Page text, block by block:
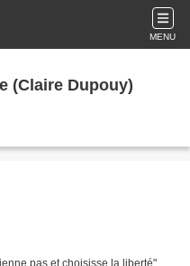
MENU
(Claire Dupouy)
pas et choisisse la liberté"